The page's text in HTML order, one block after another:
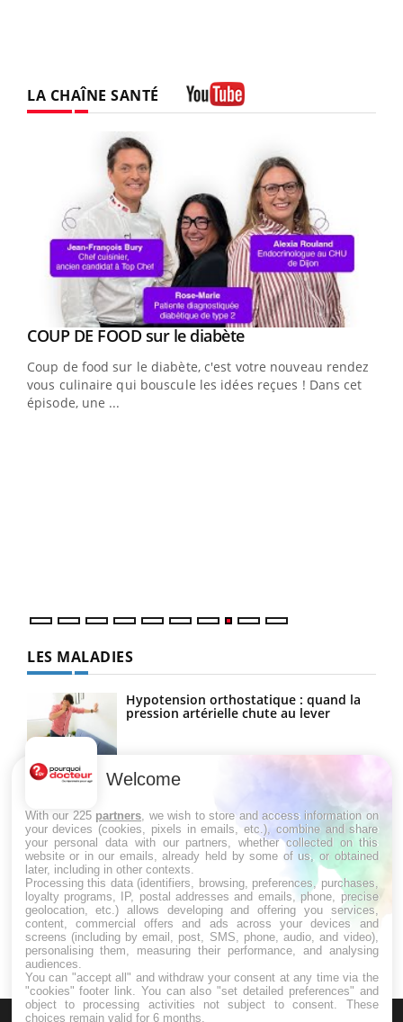
LA CHAÎNE SANTÉ
Youtube
COUP DE FOOD sur le diabèteYoutube
Coup de food sur le diabète, c'est votre nouveau rendez-
vous culinaire qui bouscule les idées reçues ! Dans cet
épisode, une ...
Youtube
Quand l’entreprise mise sur le bien être global
"Les rendez-vous de la santé et de la qualité de vie au
travail" de Pourquoi Docteur reçoivent Régis Blugeon,
DRH et directeur ...
LES MALADIES
Hypotension orthostatique : quand la
pression artérielle chute au lever
Drépanocytose : une déformation des
globules rouges aux conséquences
Maladie de Charcot (Sclérose latérale
amyotrophique)
Welcome
With our 225 partners , we wish to store and access information on
your devices (cookies, pixels in emails, etc.), combine and share
your personal data with our partners, whether collected on this
website or in our emails, already held by some of us, or obtained
later, including in other contexts.
Processing this data (identifiers, browsing, preferences, purchases,
loyalty programs, IP, postal addresses and emails, phone, precise
geolocation, etc.) allows developing and offering you services,
content, commercial offers and ads across your devices and
screens (including by email, post, SMS, phone, audio, and video),
personalising them, measuring their performance, and analysing
audiences.
You can "accept all" and withdraw your consent at any time via the
"cookies" footer link . You can also "set detailed preferences" and
object to processing activities not subject to consent. These
choices remain valid for 6 months.